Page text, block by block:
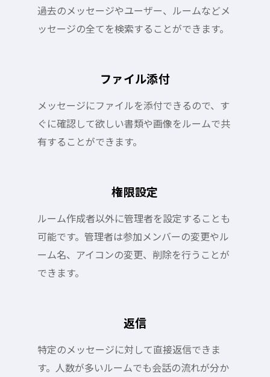
過去のメッセージやユーザー、ルームなどメ
ッセージの全てを検索することができます。
ファイル添付
メッセージにファイルを添付できるので、す
ぐに確認して欲しい書類や画像をルームで共
有することができます。
権限設定
ルーム作成者以外に管理者を設定することも
可能です。管理者は参加メンバーの変更やル
ーム名、アイコンの変更、削除を行うことが
できます。
返信
特定のメッセージに対して直接返信できま
す。人数が多いルームでも会話の流れが分か